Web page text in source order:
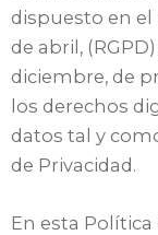
dispuesto en el
de abril,
diciembre, de
los derechos
datos tal y
de Privacidad.
En esta